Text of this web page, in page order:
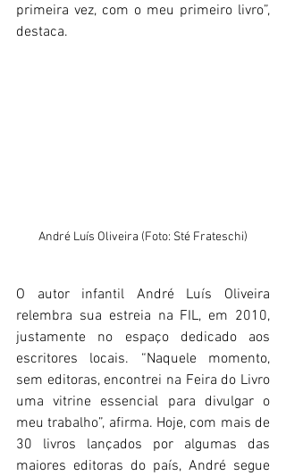
primeira vez, com o meu primeiro livro”,
destaca.
André Luís Oliveira (Foto: Sté Frateschi)
O autor infantil André Luís Oliveira
relembra sua estreia na FIL, em 2010,
justamente no espaço dedicado aos
escritores locais. “Naquele momento,
sem editoras, encontrei na Feira do Livro
uma vitrine essencial para divulgar o
meu trabalho”, afirma. Hoje, com mais de
30 livros lançados por algumas das
maiores editoras do país, André segue